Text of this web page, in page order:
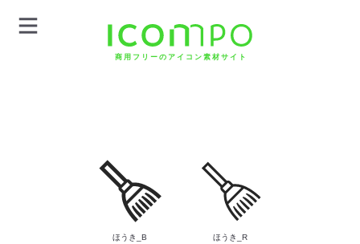
商用フリーのアイコン素材サイト
ほうき_B ほうき_R